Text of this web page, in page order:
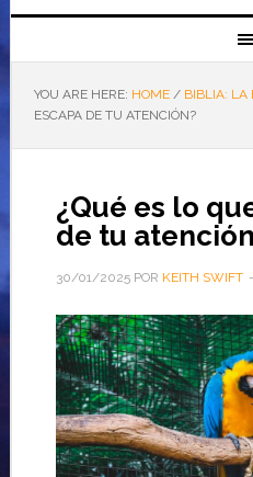
YOU ARE HERE: HOME / BIBLIA: LA
ESCAPA DE TU ATENCIÓN?
¿Qué es lo
de tu
30/01/2025POR KEITH SWIFT